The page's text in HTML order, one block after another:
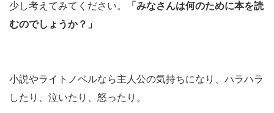
少し考えてみてください。
「みなさんは何のために本を読
むのでしょうか？」
小説やライトノベルなら主人公の気持ちになり、ハラハラ
したり、泣いたり、怒ったり。